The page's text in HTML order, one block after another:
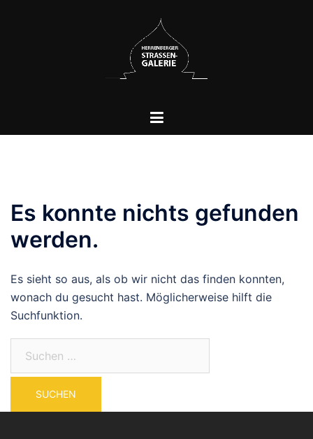
Es konnte nichts gefunden
werden.
Es sieht so aus, als ob wir nicht das finden konnten,
wonach du gesucht hast. Möglicherweise hilft die
Suchfunktion.